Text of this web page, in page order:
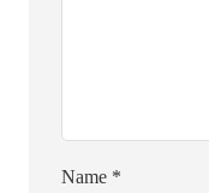
Name *